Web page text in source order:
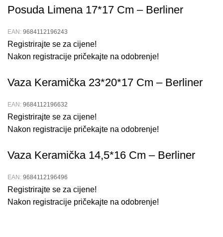
Posuda Limena 17*17 Cm – Berliner
EAN: 9684112196243
Registrirajte se za cijene!
Nakon registracije pričekajte na odobrenje!
Vaza Keramička 23*20*17 Cm – Berliner
EAN: 9684112196632
Registrirajte se za cijene!
Nakon registracije pričekajte na odobrenje!
Vaza Keramička 14,5*16 Cm – Berliner
EAN: 9684112196496
Registrirajte se za cijene!
Nakon registracije pričekajte na odobrenje!